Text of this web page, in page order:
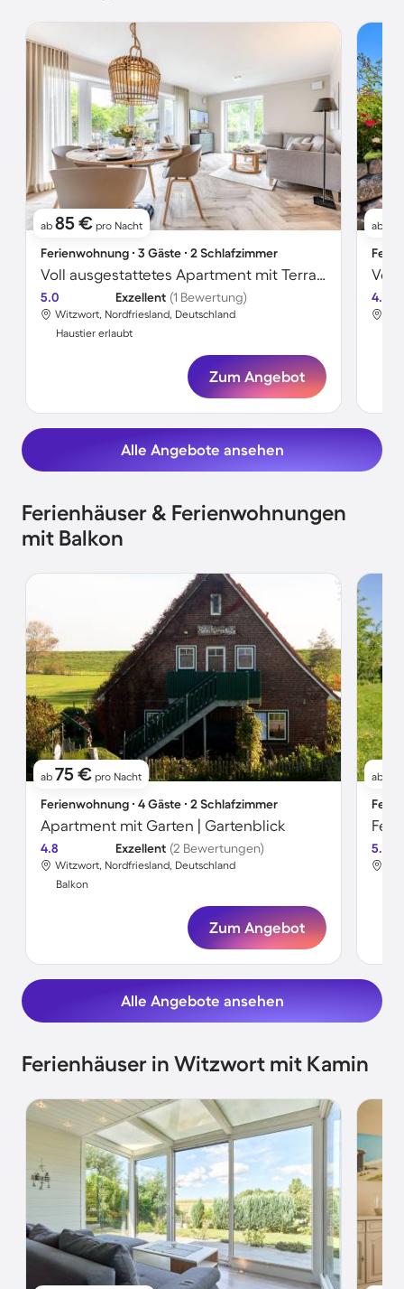
ab 85 € pro Nacht
Ferienwohnung ∙ 3 Gäste ∙ 2 Schlafzimmer
Voll ausgestattetes Apartment mit Terrasse | Hunde erlaubt
5.0 Exzellent (1 Bewertung)
Witzwort, Nordfriesland, Deutschland
Haustier erlaubt
Zum Angebot
ab
4.6
Alle Angebote ansehen
Ferienhäuser & Ferienwohnungen
mit Balkon
ab 75 € pro Nacht
Ferienwohnung ∙ 4 Gäste ∙ 2 Schlafzimmer
Apartment mit Garten | Gartenblick
4.8 Exzellent (2 Bewertungen)
Witzwort, Nordfriesland, Deutschland
Balkon
Zum Angebot
ab
5.0
Alle Angebote ansehen
Ferienhäuser in Witzwort mit Kamin